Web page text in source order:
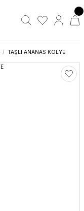
TAŞLI ANANAS KOLYE